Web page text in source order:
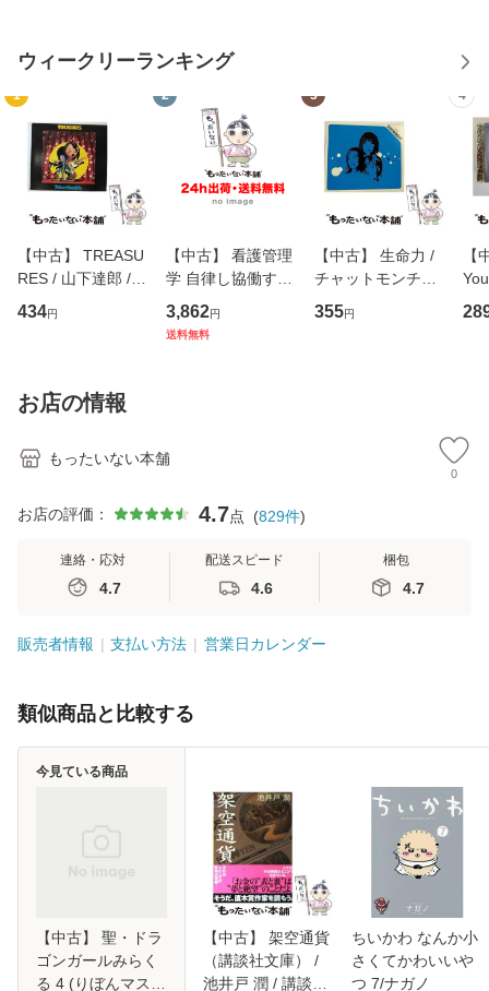
ウィークリーランキング
1
【中古】 TREASU
RES / 山下達郎 /
イーストウエス
ト・ジャパン [CD]
434円
2
【中古】 看護管理
学 自律し協働する
専門職の看護マネ
ジメントスキル 改
3,862円
送料無料
3
【中古】 生命力 /
チャットモンチー /
キューンレコード
[CD]【メール便送
355円
4
【
のが
お店の情報
もったいない本舗
0
お店の評価： 4.7点 (829件)
連絡・応対
4.7
配送スピード
4.6
梱包
4.7
販売者情報 支払い方法 営業日カレンダー
類似商品と比較する
【中古】 聖・ドラ
ゴンガールみらく
る 4 (りぼんマスコ
今見ている商品
【中古】 架空通貨
（講談社文庫） /
池井戸 潤 / 講談社
ちいかわ なんか小
さくてかわいいや
つ 7/ナガノ